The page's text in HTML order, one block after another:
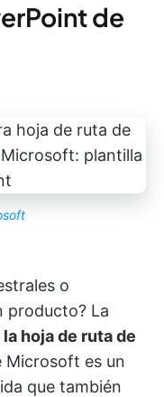
de
o
producto? La
hoja de ruta de
Microsoft es un
que también